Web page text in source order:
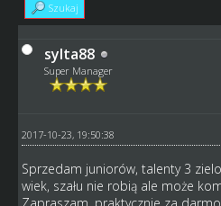
Szukaj
sylta88
Super Manager
2017-10-23, 19:50:38
Sprzedam juniorów, talenty 3
wiek, szału nie robią ale może